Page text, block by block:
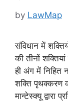
k
by LawMap
संविधान में
की तीनों
ही अंग में निहित
शक्ति पृथक्करण
मान्टेस्क्यू द्वारा